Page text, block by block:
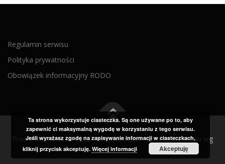
Regulamin serwisu
Polityka prywatności
Obowiązek informacyjny RODO
Prawa autorskie © 2026 Kompikownia–OnePressmotyw wg
FameThemes
Ta strona wykorzystuje ciasteczka. Są one używane po to, aby
zapewnić ci maksymalną wygodę w korzystaniu z tego serwisu.
Jeśli wyrażasz zgodę na zapisywanie informacji w ciasteczkach,
kliknij przycisk akceptuję. Więcej informacji Akceptuję